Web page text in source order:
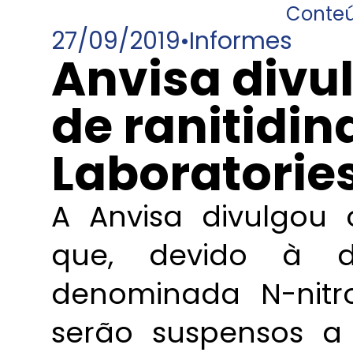
27/09/2019•Informes
Anvisa
de
A Anvisa divulgou
que, devido à
denominada N-
serão suspensos